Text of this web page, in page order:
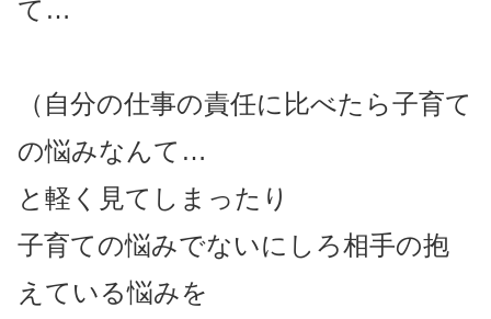
て…
（自分の仕事の責任に比べたら子育て
の悩みなんて…
と軽く見てしまったり
子育ての悩みでないにしろ相手の抱
えている悩みを